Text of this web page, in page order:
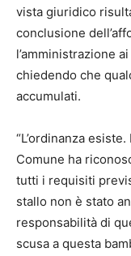
vista giuridico
conclusione
l’amministrazione
chiedendo che
accumulati.
“L’ordinanza
Comune ha
tutti i requisiti
stallo non è stato
responsabilità di
scusa a questa